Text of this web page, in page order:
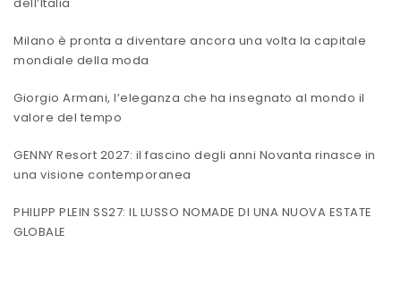
Milano è pronta a diventare ancora una volta la capitale
mondiale della moda
Giorgio Armani, l’eleganza che ha insegnato al mondo il
valore del tempo
GENNY Resort 2027: il fascino degli anni Novanta rinasce in
una visione contemporanea
PHILIPP PLEIN SS27: IL LUSSO NOMADE DI UNA NUOVA ESTATE
GLOBALE